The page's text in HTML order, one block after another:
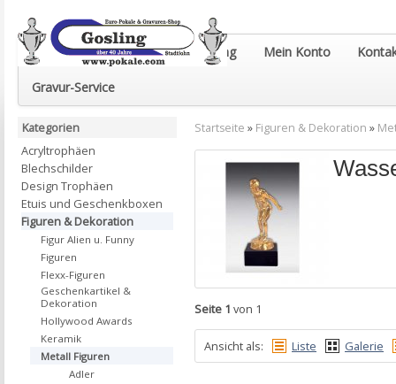
Euro-Pokale & Gravur-Shop Gosling Mein Konto
Gravur-Service
Startseite » Figuren & Dekoration »
Seite 1 von 1
Ansicht als: Liste Galerie
Kategorien
Acryltrophäen
Blechschilder
Design Trophäen
Etuis und Geschenkboxen
Figuren & Dekoration
Figur Alien u. Funny
Figuren
Flexx-Figuren
Geschenkartikel &
Dekoration
Hollywood Awards
Keramik
Metall Figuren
Adler